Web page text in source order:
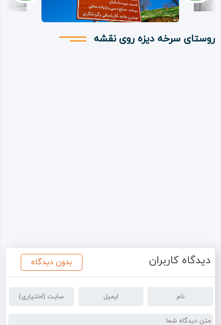
روستای سرخه‌ دیزه روی نقشه
دیدگاه کاربران بدون دیدگاه